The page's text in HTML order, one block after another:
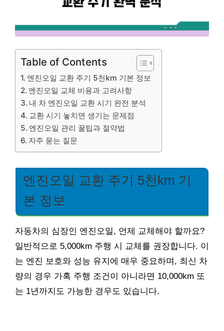
Table of Contents
엔진오일 교환 주기 5천km 기본 정보
엔진오일 교체 비용과 고려사항
내 차 엔진오일 교환 시기 완전 분석
교환 시기 놓치면 생기는 문제점
엔진오일 관리 꿀팁과 절약법
자주 묻는 질문
엔진오일 교환 주기 5천km 기
본 정보
자동차의 심장인 엔진오일, 언제 교체해야 할까요?
일반적으로 5,000km 주행 시 교체를 권장합니다. 이
는 엔진 보호와 성능 유지에 매우 중요하며, 최신 차
량의 경우 가혹 주행 조건이 아니라면 10,000km 또
는 1년까지도 가능한 경우도 있습니다.